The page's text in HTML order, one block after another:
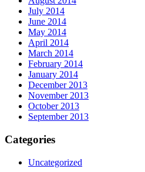
July 2014
June 2014
May 2014
April 2014
March 2014
February 2014
January 2014
December 2013
November 2013
October 2013
September 2013
Categories
Uncategorized